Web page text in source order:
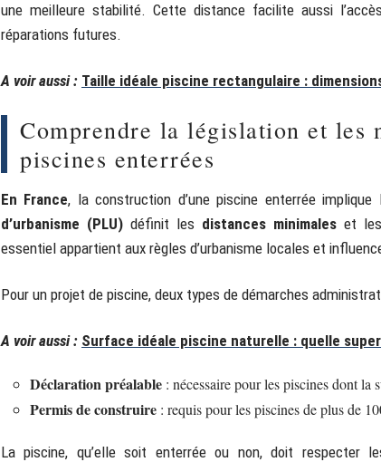
une meilleure stabilité. Cette distance facilite aussi
réparations futures.
A voir aussi : Taille idéale piscine rectangulaire :
Comprendre la législation et les
piscines enterrées
En France, la construction d’une piscine enterrée
d’urbanisme (PLU) définit les distances minimales et les
essentiel appartient aux règles d’urbanisme locales et
Pour un projet de piscine, deux types de démarches
A voir aussi : Surface idéale piscine naturelle : quelle
Déclaration préalable : nécessaire pour les piscines dont la
Permis de construire : requis pour les piscines de plus de
La piscine, qu’elle soit enterrée ou non, doit respecter